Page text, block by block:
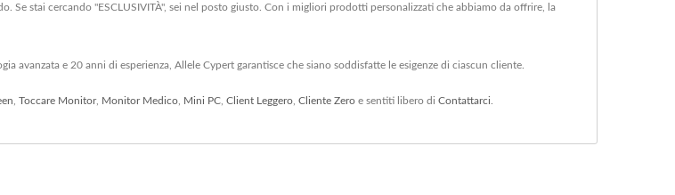
stai cercando "ESCLUSIVITÀ", sei nel posto giusto. Con i migliori prodotti personalizzati che abbiamo da offrire, la
e 20 anni di esperienza, Allele Cypert garantisce che siano soddisfatte le esigenze di ciascun cliente.
Toccare Monitor, Monitor Medico Mini PC Client Leggero Cliente Zero e sentiti libero di Contattarci